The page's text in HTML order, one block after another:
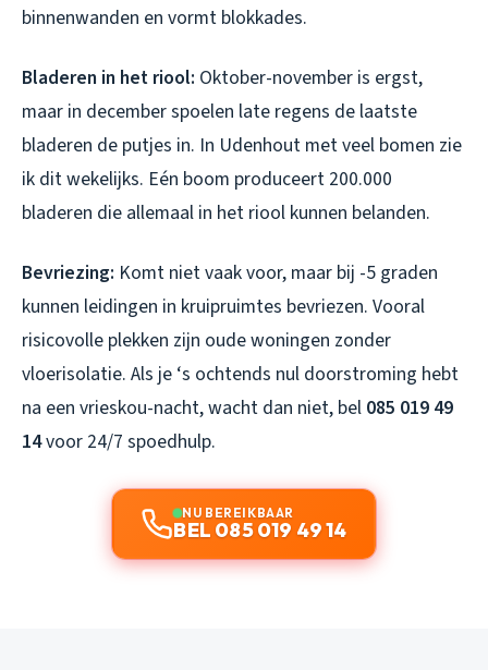
binnenwanden en vormt blokkades.
Bladeren in het riool: Oktober-november is ergst,
maar in december spoelen late regens de laatste
bladeren de putjes in. In Udenhout met veel bomen zie
ik dit wekelijks. Eén boom produceert 200.000
bladeren die allemaal in het riool kunnen belanden.
Bevriezing: Komt niet vaak voor, maar bij -5 graden
kunnen leidingen in kruipruimtes bevriezen. Vooral
risicovolle plekken zijn oude woningen zonder
vloerisolatie. Als je ‘s ochtends nul doorstroming hebt
na een vrieskou-nacht, wacht dan niet, bel 085 019 49
14voor 24/7 spoedhulp.
NU BEREIKBAAR
BEL 085 019 49 14